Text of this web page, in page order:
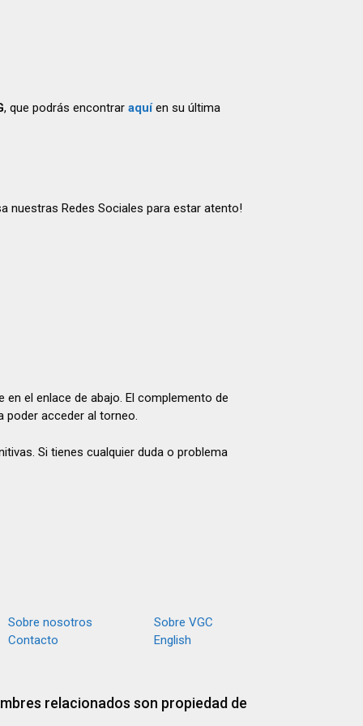
, que podrás encontrar aquíen su última
nuestras Redes Sociales para estar atento!
en el enlace de abajo. El complemento de
poder acceder al torneo.
Si tienes cualquier duda o problema
Sobre nosotros
Contacto
Sobre VGC
English
relacionados son propiedad de